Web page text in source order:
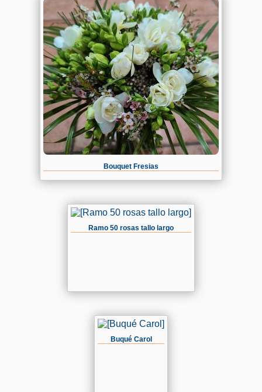
Bouquet Fresias
Ramo 50 rosas tallo largo
Buqué Carol